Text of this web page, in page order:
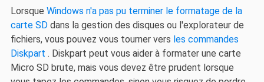
Lorsque Windows n'a pas pu terminer le formatage de la
carte SDdans la gestion des disques ou l'explorateur de
fichiers, vous pouvez vous tourner vers les commandes
Diskpart . Diskpart peut vous aider à formater une carte
Micro SD brute, mais vous devez être prudent lorsque